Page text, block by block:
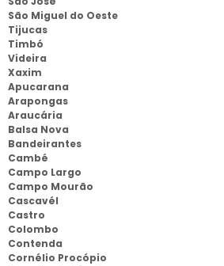
São Miguel do Oeste
Tijucas
Timbó
Videira
Xaxim
Apucarana
Arapongas
Araucária
Balsa Nova
Bandeirantes
Cambé
Campo Largo
Campo Mourão
Cascavél
Castro
Colombo
Contenda
Cornélio Procópio